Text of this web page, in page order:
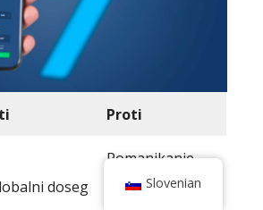
Proti
doseg
Pomanjkanje
specializiranih
Slovenian